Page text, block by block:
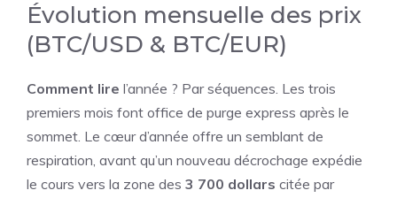
Évolution mensuelle des prix
(BTC/USD & BTC/EUR)
Comment lire l’année ? Par séquences. Les trois
premiers mois font office de purge express après le
sommet. Le cœur d’année offre un semblant de
respiration, avant qu’un nouveau décrochage expédie
le cours vers la zone des 3 700 dollars citée par